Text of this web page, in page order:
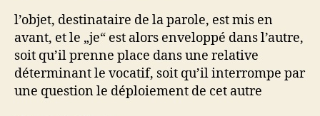
l’objet, destinataire de la parole, est mis en
avant, et le „je“ est alors enveloppé dans l’autre,
soit qu’il prenne place dans une relative
déterminant le vocatif, soit qu’il interrompe par
une question le déploiement de cet autre